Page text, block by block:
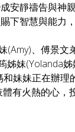
安靜禱告與神
下智慧與能力
(Amy)、傅景
妹(Yolanda姊
妹妹正在辦
有火熱的心，